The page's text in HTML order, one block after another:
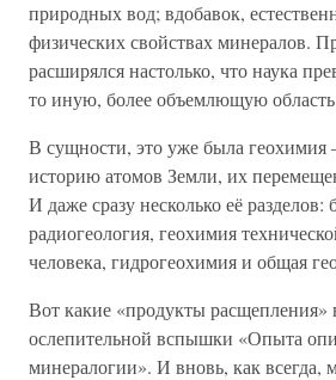
природных вод; вдобавок,
физических свойствах минералов.
расширялся настолько, что наука
то иную, более объемлющую область
В сущности, это уже была
историю атомов Земли, их
И даже сразу несколько её разделов:
радиогеология, геохимия
человека, гидрогеохимия и общая
Вот какие «продукты расщепления»
ослепительной вспышки «Опыта
минералогии». И вновь, как всегда,